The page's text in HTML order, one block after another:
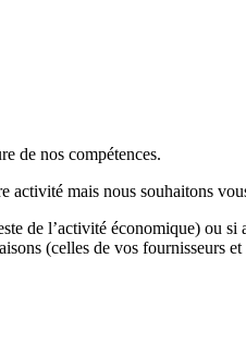
de nos compétences.
activité mais nous souhaitons
de l’activité économique) ou
(celles de vos fournisseurs